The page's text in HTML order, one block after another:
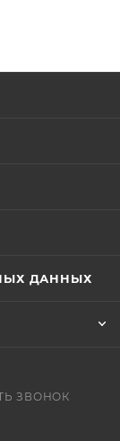
ДАННЫХ
ЗВОНОК